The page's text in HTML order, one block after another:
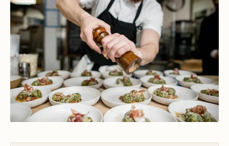
Apertura de Restaurantes
Mentoría Gastronómica
Transformación Digital
Arquitectura Gastronómica
Inversores Internacionales
Reducir mermas
Escandallos de restaurante
Ingeniería de menú
Carta rentable
Subir ticket medio
Atraer clientes
Blog
Glosario
Solicitar diagnóstico